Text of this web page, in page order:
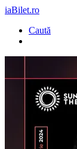
iaBilet.ro
Caută